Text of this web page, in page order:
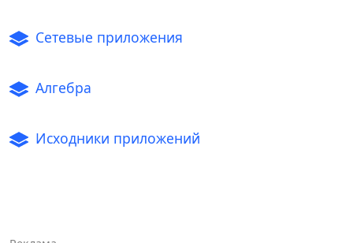
Сетевые приложения
Алгебра
Исходники приложений